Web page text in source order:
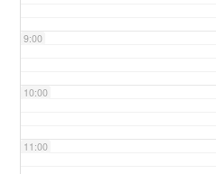
9:00
10:00
11:00